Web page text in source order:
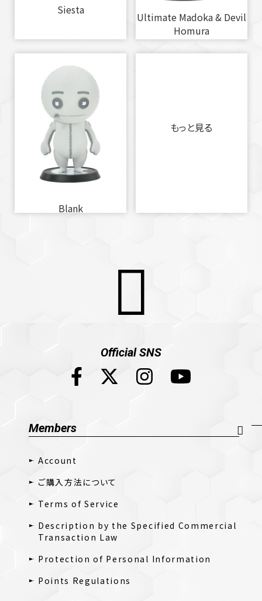
Siesta
Ultimate Madoka & Devil
Homura
Blank
もっと見る
Official SNS
Members
Account
ご購入方法について
Terms of Service
Description by the Specified Commercial
Transaction Law
Protection of Personal Information
Points Regulations